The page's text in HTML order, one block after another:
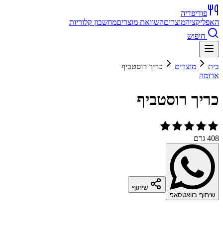
פודיפדיה
האפליקציהמוצריםהשוואת מוצריםמחשבון קלוריות
חיפוש
בית מוצרים
כריך רוסטביף
ארומה
כריך רוסטביף
408 גרם
שיתוף בוואטסאפ
שיתוף